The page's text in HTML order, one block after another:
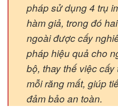
pháp sử dụng 4 trụ
hàm giả, trong đó
ngoài được cấy
pháp hiệu quả cho
bộ, thay thế việc
mỗi răng mất, giúp
đảm bảo an toàn.